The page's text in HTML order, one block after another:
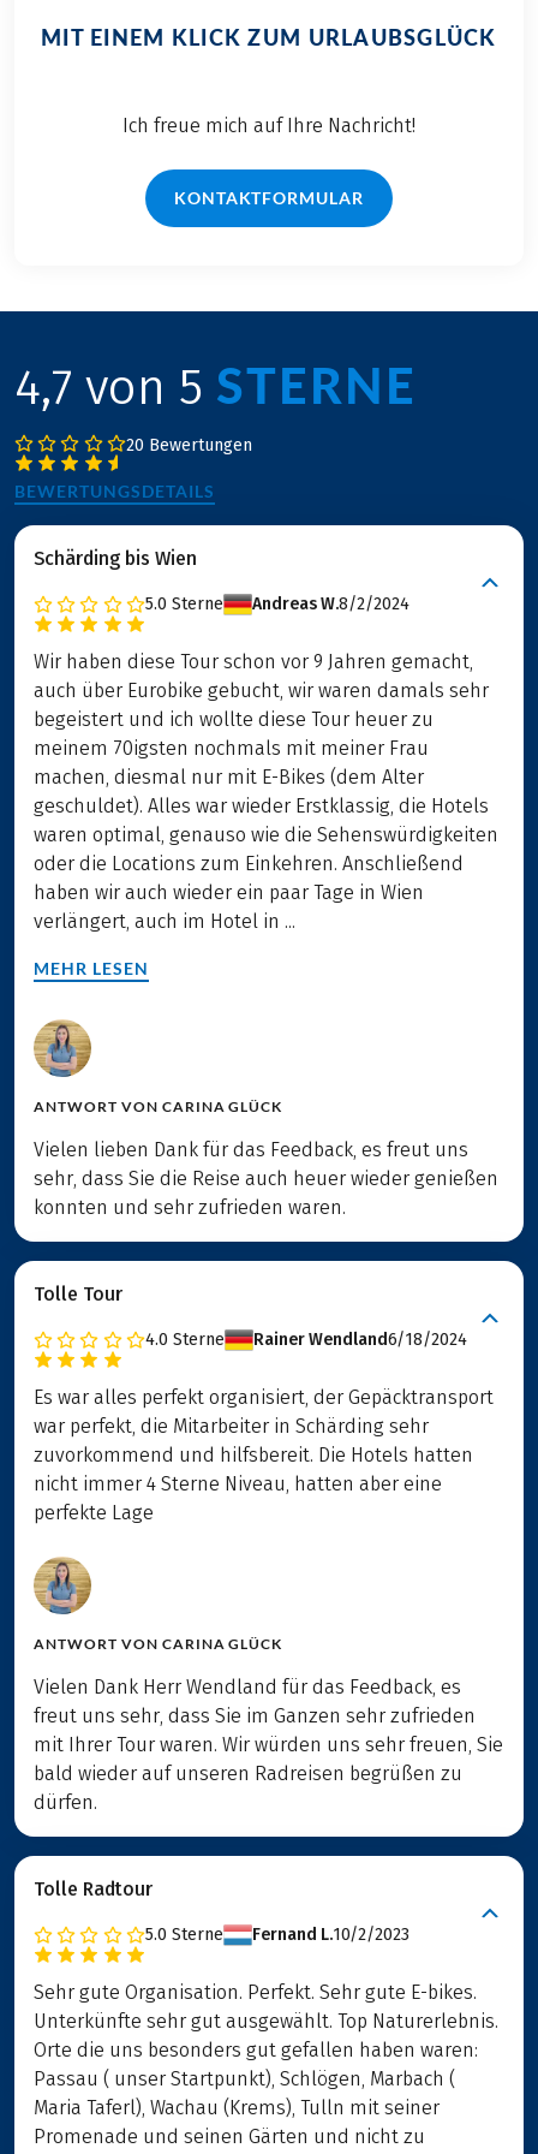
MIT EINEM KLICK ZUM URLAUBSGLÜCK
Ich freue mich auf Ihre Nachricht!
KONTAKTFORMULAR
4,7 von 5 STERNE
20 Bewertungen
BEWERTUNGSDETAILS
Schärding bis Wien
5.0 Sterne Andreas W.8/2/2024
Wir haben diese Tour schon vor 9 Jahren gemacht,
auch über Eurobike gebucht, wir waren damals sehr
begeistert und ich wollte diese Tour heuer zu
meinem 70igsten nochmals mit meiner Frau
machen, diesmal nur mit E-Bikes (dem Alter
geschuldet). Alles war wieder Erstklassig, die Hotels
waren optimal, genauso wie die Sehenswürdigkeiten
oder die Locations zum Einkehren. Anschließend
haben wir auch wieder ein paar Tage in Wien
verlängert, auch im Hotel in ...
MEHR LESEN
ANTWORT VON CARINA GLÜCK
Vielen lieben Dank für das Feedback, es freut uns
sehr, dass Sie die Reise auch heuer wieder genießen
konnten und sehr zufrieden waren.
Tolle Tour
4.0 Sterne Rainer Wendland6/18/2024
Es war alles perfekt organisiert, der Gepäcktransport
war perfekt, die Mitarbeiter in Schärding sehr
zuvorkommend und hilfsbereit. Die Hotels hatten
nicht immer 4 Sterne Niveau, hatten aber eine
perfekte Lage
ANTWORT VON CARINA GLÜCK
Vielen Dank Herr Wendland für das Feedback, es
freut uns sehr, dass Sie im Ganzen sehr zufrieden
mit Ihrer Tour waren. Wir würden uns sehr freuen, Sie
bald wieder auf unseren Radreisen begrüßen zu
dürfen.
Tolle Radtour
5.0 Sterne Fernand L.10/2/2023
Sehr gute Organisation. Perfekt. Sehr gute E-bikes.
Unterkünfte sehr gut ausgewählt. Top Naturerlebnis.
Orte die uns besonders gut gefallen haben waren:
Passau ( unser Startpunkt), Schlögen, Marbach (
Maria Taferl), Wachau (Krems), Tulln mit seiner
Promenade und seinen Gärten und nicht zu